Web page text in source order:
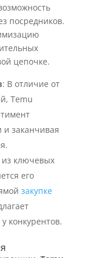
посредников.
цепочке.
: В отличие от
Temu
и заканчивая
ключевых
его
закупке
конкурентов.